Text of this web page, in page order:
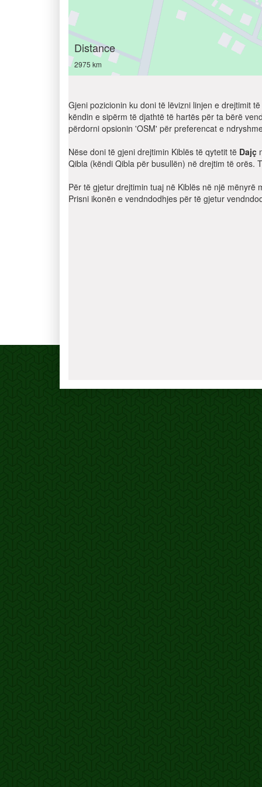
Distance
2975 km
Gjeni pozicionin ku doni të lëvizni linjen e drejtimit
këndin e sipërm të djathtë të hartës për ta bërë
përdorni opsionin 'OSM' për preferencat e
Nëse doni të gjeni drejtimin Kiblës të qytetit të Dajç
Qibla (këndi Qibla për busullën) në drejtim të orës.
Për të gjetur drejtimin tuaj në Kiblës në një
Prisni ikonën e vendndodhjes për të gjetur